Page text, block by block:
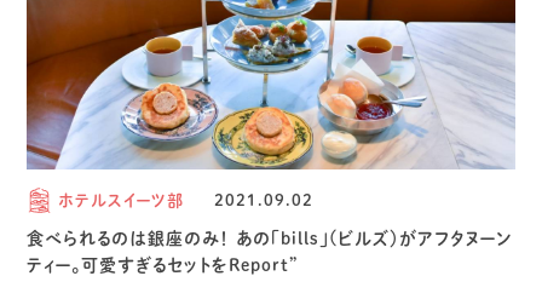
ホテルスイーツ部 2021.09.02
食べられるのは銀座のみ！ あの「bills」(ビルズ）がアフタヌーン
ティー。可愛すぎるセットをReport”